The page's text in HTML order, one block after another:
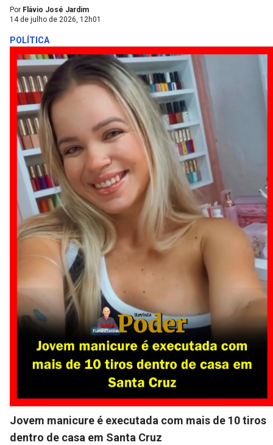
Por Flávio José Jardim
14 de julho de 2026, 12h01
POLÍTICA
Jovem manicure é executada com mais de 10 tiros
dentro de casa em Santa Cruz